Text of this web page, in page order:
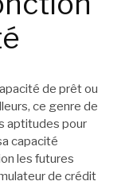
de prêt ou
ce genre de
aptitudes pour
capacité
les futures
de crédit